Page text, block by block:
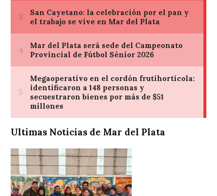
Ultimas Noticias de Mar del Plata